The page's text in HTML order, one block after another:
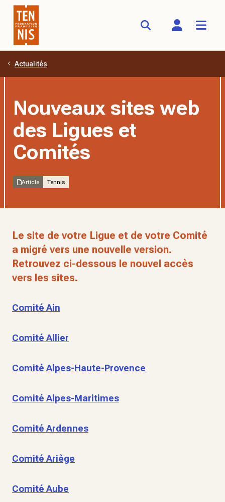
Aller au contenu principal
Actualités
Nouveaux sites web
des Ligues et
Comités
Article Tennis
Le site de votre Ligue et de votre Comité
a migré vers une nouvelle version.
Retrouvez ci-dessous le nouvel accès
vers les sites.
Comité Ain
Comité Allier
Comité Alpes-Haute-Provence
Comité Alpes-Maritimes
Comité Ardennes
Comité Ariège
Comité Aube